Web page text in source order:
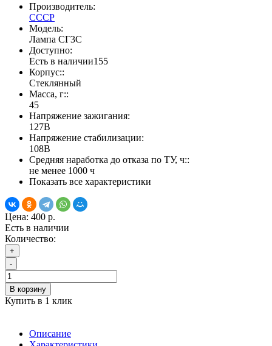
Производитель:
СССР
Модель:
Лампа СГ3С
Доступно:
Есть в наличии155
Корпус::
Стеклянный
Масса, г::
45
Напряжение зажигания:
127В
Напряжение стабилизации:
108В
Средняя наработка до отказа по ТУ, ч::
не менее 1000 ч
Показать все характеристики
Цена: 400 р.
Есть в наличии
Количество:
+
-
В корзину
Купить в 1 клик
Описание